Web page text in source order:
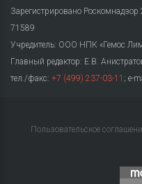
Зарегистрировано
71589
Учредитель: ООО НПК «Гемос
Главный редактор: Е.В.
тел./факс: +7 (499) 237-03-11 ; e-
Пользовательское